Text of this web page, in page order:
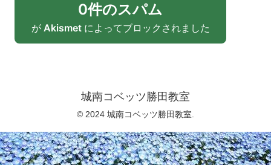
0件のスパム
が Akismetによってブロックされました
城南コベッツ勝田教室
© 2024 城南コベッツ勝田教室.